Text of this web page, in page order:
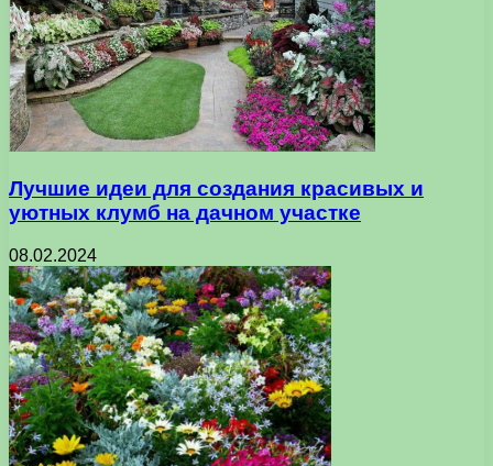
Лучшие идеи для создания красивых и
уютных клумб на дачном участке
08.02.2024